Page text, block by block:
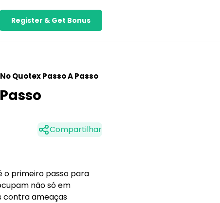
Register & Get Bonus
Quotex Passo A Passo
Compartilhar
o primeiro passo para
não só em
contra ameaças